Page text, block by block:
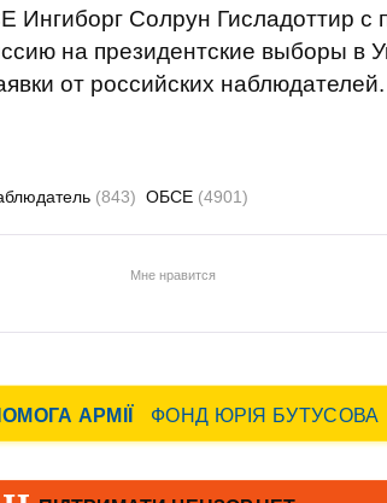
Солрун Гисладоттир с
на президентские выборы в
от российских наблюдателей.
(843) ОБСЕ (4901)
Мне нравится